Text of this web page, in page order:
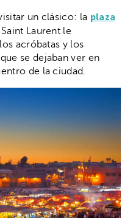
un clásico: la plaza
Laurent le
acróbatas y los
se dejaban ver en
de la ciudad.